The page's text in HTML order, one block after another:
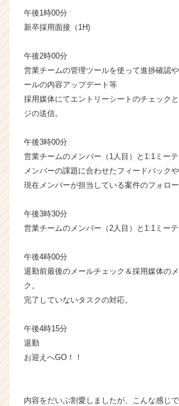
午後1時00分
新卒採用面接（1H)
午後2時00分
営業チームの管理ツールを使って進捗確認
ールの内容アップデート等
採用媒体にてエントリーシートのチェック
ジの送信。
午後3時00分
営業チームのメンバー（1人目）と1:1ミー
メンバーの課題に合わせたフィードバックや
現在メンバーが担当している案件のフォロー
午後3時30分
営業チームのメンバー（2人目）と1:1ミー
午後4時00分
退勤前最後のメールチェック＆採用媒体の
ク。
完了していないタスクの対応。
午後4時15分
退勤
お迎えへGO！！
内容をだいぶ割愛しましたが、こんな感じ